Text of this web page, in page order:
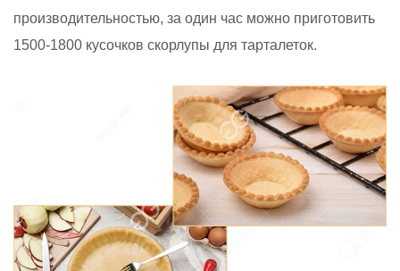
производительностью, за один час можно приготовить
1500-1800 кусочков скорлупы для тарталеток.